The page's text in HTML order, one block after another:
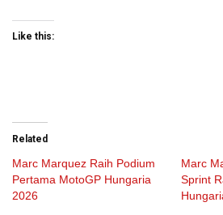
Like this:
Related
Marc Marquez Raih Podium
Pertama MotoGP Hungaria
2026
Marc
Sprint